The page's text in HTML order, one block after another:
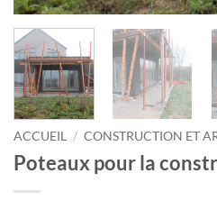
ACCUEIL / CONSTRUCTION ET
Poteaux pour la